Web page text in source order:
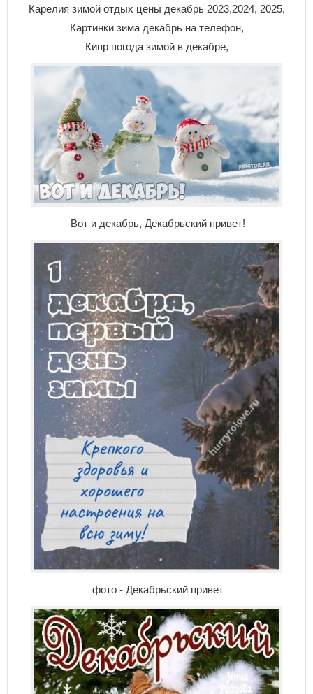
Карелия зимой отдых цены декабрь 2023,2024, 2025,
Картинки зима декабрь на телефон,
Кипр погода зимой в декабре,
Вот и декабрь, Декабрьский привет!
фото - Декабрьский привет